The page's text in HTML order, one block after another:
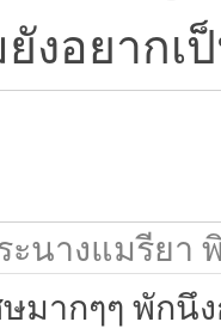
งอยากเ
ะนางแมรียา
ษมากๆๆ พักนึ